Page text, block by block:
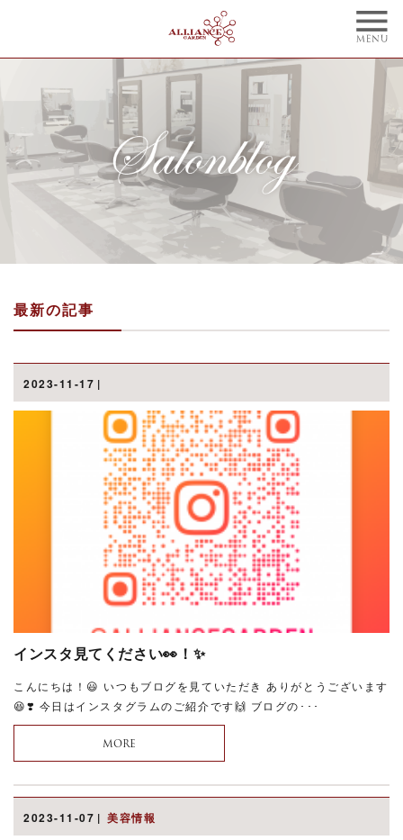
トップ
CONCEPT
コンセプト
NAIL
ネイル
BLOG
ブログ
STYLE
スタイル
STAFF
スタッフ
メニュー
WEBCOUPON
ウェブクーポン
RECRUIT
ご予約はこちらから
最新の記事
2023-11-17
インスタ見てください👀！✨
こんにちは！😃 いつもブログを見ていただき ありがとうございます
😆❣️ 今日はインスタグラムのご紹介です🙌 ブログの･･･
MORE
2023-11-07 美容情報